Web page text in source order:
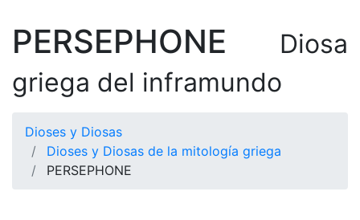
PERSEPHONE
Diosa
griega del inframundo
Dioses y Diosas
Dioses y Diosas de la mitología griega
PERSEPHONE